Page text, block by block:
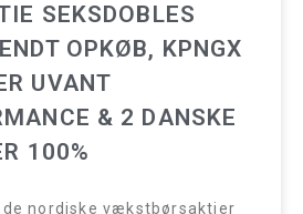
SEKSDOBLES
OPKØB, KPNGX
UVANT
& 2 DANSKE
100%
de nordiske vækstbørsaktier